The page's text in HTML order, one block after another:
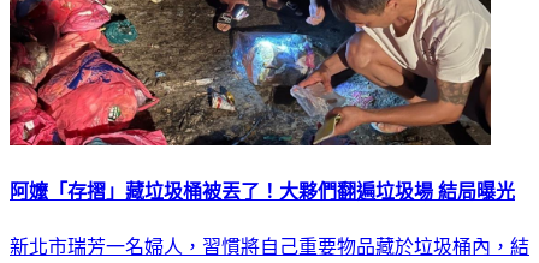
阿嬤「存摺」藏垃圾桶被丟了！大夥們翻遍垃圾場 結局曝光
新北市瑞芳一名婦人，習慣將自己重要物品藏於垃圾桶內，結